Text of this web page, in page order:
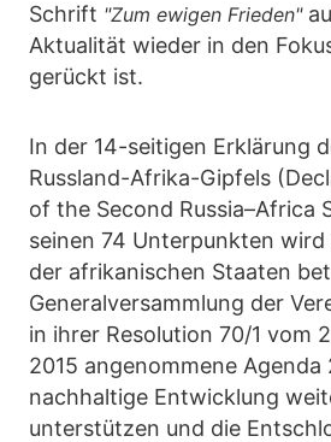
Schrift "Zum ewigen Frieden"
Aktualität wieder in den
gerückt ist.
In der 14-seitigen Erklärung
Russland-Afrika-Gipfels
of the Second Russia–Africa
seinen 74 Unterpunkten wird
der afrikanischen Staaten
Generalversammlung der
in ihrer Resolution 70/1 vom
2015 angenommene
nachhaltige Entwicklung
unterstützen und die